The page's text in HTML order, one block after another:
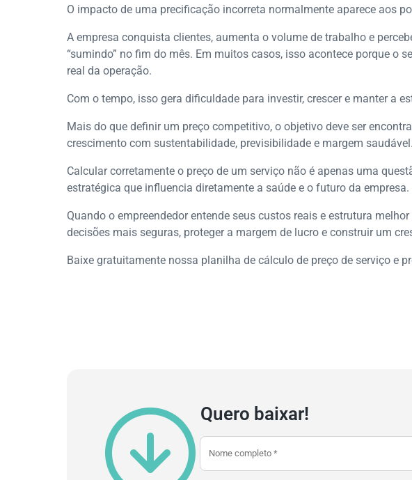
O impacto de uma precificação incorreta normalmente aparece aos
A empresa conquista clientes, aumenta o volume de trabalho e
“sumindo” no fim do mês. Em muitos casos, isso acontece porque o
real da operação.
Com o tempo, isso gera dificuldade para investir, crescer e manter a
Mais do que definir um preço competitivo, o objetivo deve ser
crescimento com sustentabilidade, previsibilidade e margem saudável.
Calcular corretamente o preço de um serviço não é apenas uma
estratégica que influencia diretamente a saúde e o futuro da empresa.
Quando o empreendedor entende seus custos reais e estrutura
decisões mais seguras, proteger a margem de lucro e construir um
Baixe gratuitamente nossa planilha de cálculo de preço de serviço e
Quero baixar!